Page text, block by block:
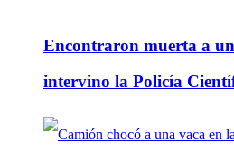
Encontraron muerta a
intervino la Policía